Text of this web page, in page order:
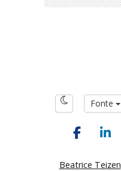
Fonte
Beatrice Teizen